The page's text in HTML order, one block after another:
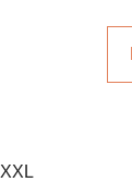
XXL